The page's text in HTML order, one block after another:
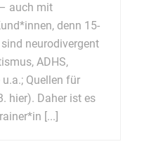
auch mit
denn 15-
neurodivergent
ADHS,
Quellen für
hier). Daher ist es
[...]